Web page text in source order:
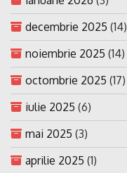
decembrie 2025 (14)
noiembrie 2025 (14)
octombrie 2025 (17)
iulie 2025 (6)
mai 2025 (3)
aprilie 2025 (1)